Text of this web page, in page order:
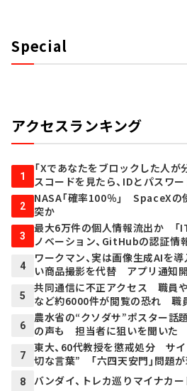
Special
アクセスランキング
1
「Xであなたをブロックした人
スコードを見たら、IDとパスワ
2
NASA「確率100％」 SpaceXの
突か
3
最大6万件の個人情報流出か 「
ノベーション、GitHubの認証情
4
ワークマン、実は画像生成AIを
い商品撮影を代替 アプリ通知
5
共同通信に不正アクセス 職員
など約6000件が閲覧の恐れ 職
6
農水省の“クソダサ”ポスター話
の声も 担当者に狙いを聞いた
7
東大、60代教授を懲戒処分 サ
切な言葉” 「六四天安門」問題
8 バンダイ、トレカ巡りマイナカ